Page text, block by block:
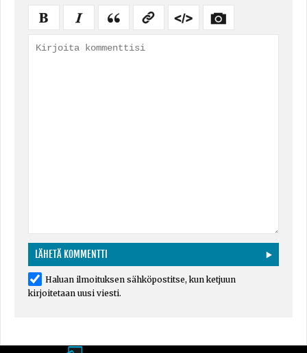
Haluan ilmoituksen sähköpostitse, kun ketjuun
kirjoitetaan uusi viesti.